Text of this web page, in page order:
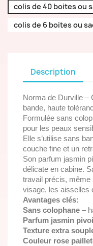
colis de 40 boites ou
colis de 6 boites ou
Description
Norma de Durville –
bande, haute
Formulée sans
pour les peaux
Elle s’utilise sans
couche fine et un
Son parfum jasmin
délicate en cabine.
travail précis,
visage, les aisselles
Avantages clés:
Sans colophane –
Parfum jasmin
Texture extra
Couleur rose